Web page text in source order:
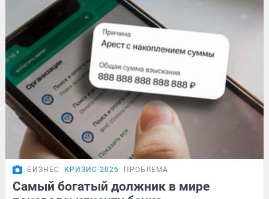
БИЗНЕС КРИЗИС-2026 ПРОБЛЕМА
Самый богатый должник в мире